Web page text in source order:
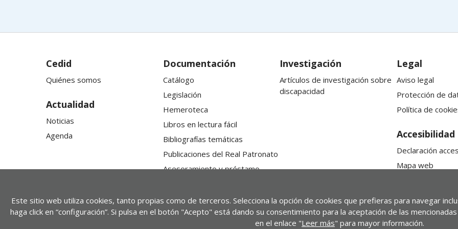
Cedid
Quiénes somos
Actualidad
Noticias
Agenda
Documentación
Catálogo
Legislación
Hemeroteca
Libros en lectura fácil
Bibliografías temáticas
Publicaciones del Real Patronato
Asesoramiento y préstamo
Investigación
Artículos de investigación sobre
discapacidad
Legal
Aviso legal
Protección de
Política de
Accesibilidad
Declaración
Mapa web
Este sitio web utiliza cookies, tanto propias como de terceros. Selecciona la opción de cookies que prefieras para navegar
haga click en “configuración”. Si pulsa en el botón "Acepto" está dando su consentimiento para la aceptación de las
en el enlace "Leer más" para mayor información.